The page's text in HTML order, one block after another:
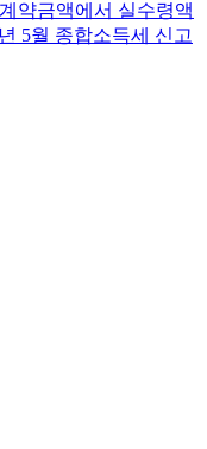
약금액에서 실수령액
5월 종합소득세 신고